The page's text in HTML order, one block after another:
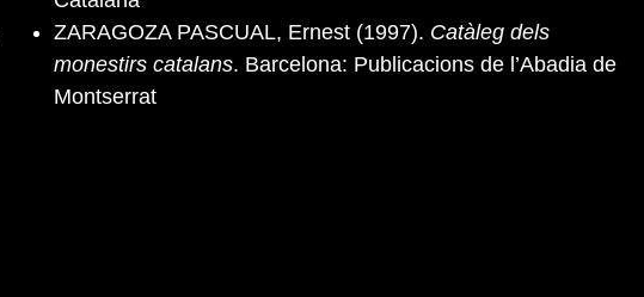
ZARAGOZA PASCUAL, Ernest (1997). Catàleg dels
monestirs catalans. Barcelona: Publicacions de l’Abadia de
Montserrat